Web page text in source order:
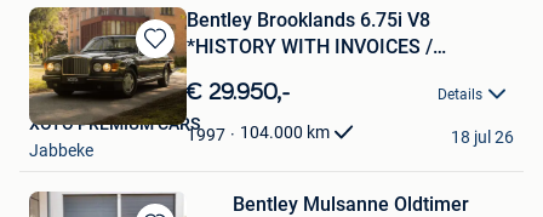
Bewaren
in
Mijn
Favorieten
Bentley Brooklands 6.75i V8
*HISTORY WITH INVOICES /
€ 29.950,- Details
1997 104.000 km
XOTO PREMIUM CARS
Jabbeke
18 jul 26
Bentley Mulsanne Oldtimer